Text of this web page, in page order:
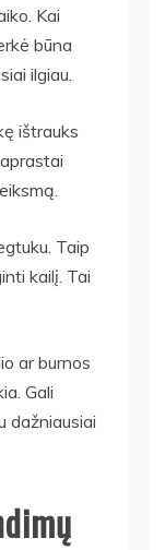
Kai
būna
ilgiau.
ištrauks
Taip
kailį. Tai
ar burnos
Gali
dažniausiai